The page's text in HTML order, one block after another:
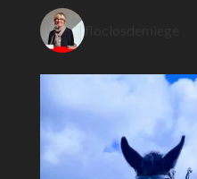
floclosdemiege